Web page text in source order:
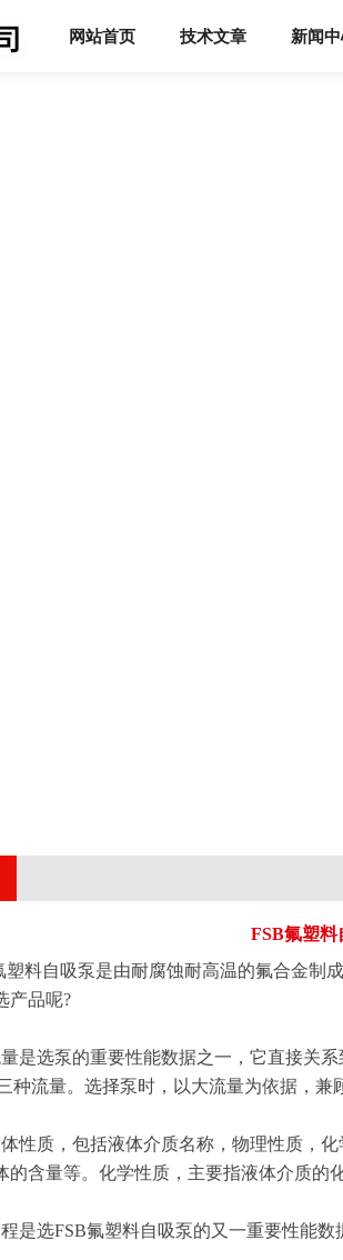
网站首页 技术文章 新闻
FSB氟塑
自吸泵是由耐腐蚀耐高温的氟合金制成
产品呢?
选泵的重要性能数据之一，它直接关系
种流量。选择泵时，以大流量为依据，兼
质，包括液体介质名称，物理性质，化
的含量等。化学性质，主要指液体介质的
选FSB氟塑料自吸泵的又一重要性能数